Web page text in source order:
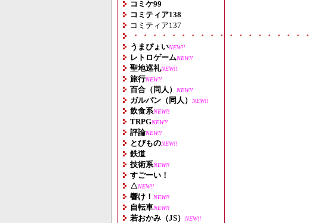
コミケ99
コミティア138
コミティア137
・・・・・・・・・・・・・・・・・・・
うまぴょいNEW!!
レトロゲームNEW!!
聖地巡礼NEW!!
旅行NEW!!
百合（同人） NEW!!
ガルパン（同人） NEW!!
飲食系NEW!!
TRPGNEW!!
評論NEW!!
とびものNEW!!
鉄道
技術系NEW!!
すごーい！
△NEW!!
響け！ NEW!!
自転車NEW!!
若おかみ（JS） NEW!!